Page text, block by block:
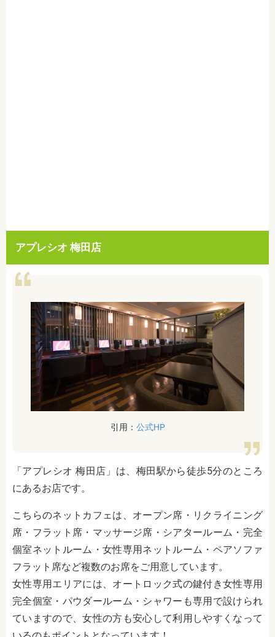
アプレシオ 梅田店
引用： 公式HP
「アプレシオ 梅田店」は、梅田駅から徒歩5分のところ
にあるお店です。
こちらのネットカフェは、オープン席・リクライニング
席・フラット席・マッサージ席・シアタールーム・完全
個室ネットルーム・女性専用ネットルーム・ペアソファ
フラット席など複数のお席をご用意しています。
女性専用エリアには、オートロック式の鍵付き女性専用
完全個室・パウダールーム・シャワーも専用で設けられ
ていますので、女性の方も安心して利用しやすくなって